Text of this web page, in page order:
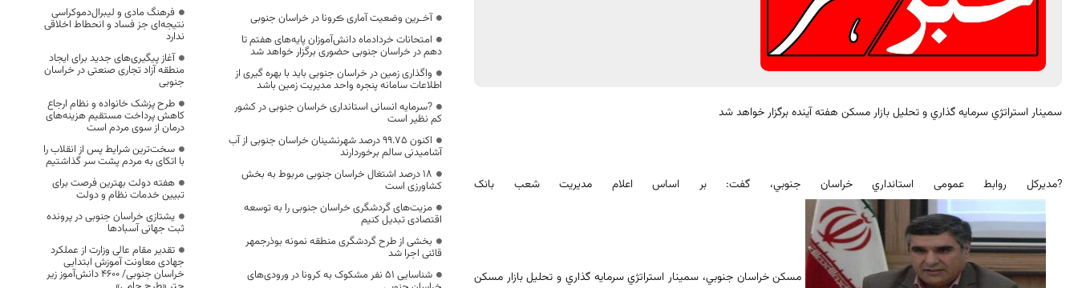
سمينار استراتژي سرمايه گذاري و تحليل بازار مسكن هفته آينده برگزار خواهد شد
?مدیرکل روابط عمومی استانداري خراسان جنوبي، گفت: بر اساس اعلام مديريت شعب بانک
مسكن خراسان جنوبي، سمينار استراتژي سرمايه گذاري و تحليل بازار مسكن
آخـرین وضعیت آماری ڪرونا در خراسان جنوبی
امتحانات خردادماه دانش‌آموزان پایه‌های هفتم تا
دهم در خراسان جنوبی حضوری برگزار خواهد شد
واگذاری زمین در خراسان جنوبی باید با بهره گیری از
اطلاعات سامانه پنجره واحد مدیریت زمین باشد
?سرمایه انسانی استانداری خراسان جنوبی در کشور
کم نظیر است
اکنون ۹۹.۷۵ درصد شهرنشینان خراسان جنوبی از آب
آشامیدنی سالم برخوردارند
۱۸ درصد اشتغال خراسان جنوبی مربوط به بخش
کشاورزی است
مزیت‌های گردشگری خراسان جنوبی را به توسعه
اقتصادی تبدیل کنیم
بخشی از طرح گردشگری منطقه نمونه بوذرجمهر
قائنی اجرا شد
شناسایی ۵۱ نفر مشکوک به کرونا در ورودی‌های
فرهنگ مادی و لیبرال‌دموکراسی
نتیجه‌ای جز فساد و انحطاط اخلاقی
ندارد
آغاز پیگیری‌های جدید برای ایجاد
منطقه آزاد تجاری صنعتی در خراسان
جنوبی
طرح پزشک خانواده و نظام ارجاع
کاهش پرداخت مستقیم هزینه‌های
درمان از سوی مردم است
سخت‌ترین شرایط پس از انقلاب را
با اتکای به مردم پشت سر گذاشتیم
هفته دولت بهترین فرصت برای
تبیین خدمات نظام و دولت
یشتازی خراسان جنوبی در پرونده
ثبت جهانی آسبادها
تقدیر مقام عالی وزارت از عملکرد
جهادی معاونت آموزش ابتدایی
خراسان جنوبی/ ۴۶۰۰ دانش‌آموز زیر